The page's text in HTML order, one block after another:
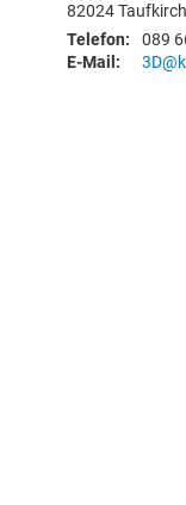
82024
Telefon:
089
E-Mail: